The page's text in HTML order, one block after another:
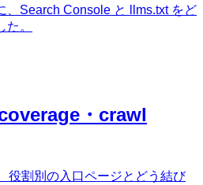
、Search Console と llms.txt をど
。
・crawl
役割別の入口ページとどう結び